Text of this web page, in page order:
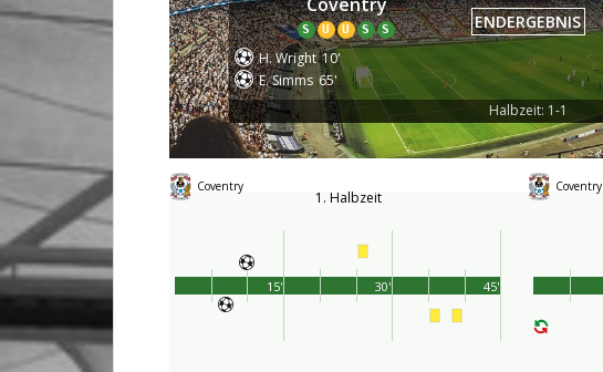
S U U S S ENDERGEBNIS
H. Wright 10'
E. Simms 65'
Halbzeit: 1-1
Coventry
1. Halbzeit
45'
15' 30'
Coventry